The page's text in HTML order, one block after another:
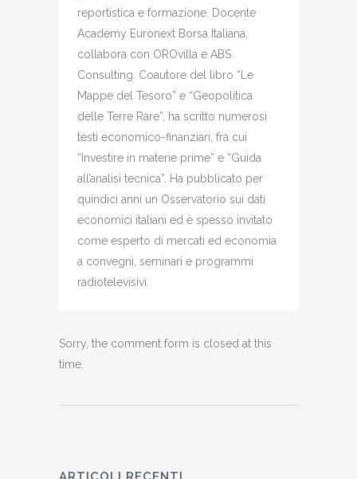
reportistica e formazione. Docente
Academy Euronext Borsa Italiana,
collabora con OROvilla e ABS
Consulting. Coautore del libro “Le
Mappe del Tesoro” e “Geopolitica
delle Terre Rare”, ha scritto numerosi
testi economico-finanziari, fra cui
“Investire in materie prime” e “Guida
all’analisi tecnica”. Ha pubblicato per
quindici anni un Osservatorio sui dati
economici italiani ed è spesso invitato
come esperto di mercati ed economia
a convegni, seminari e programmi
radiotelevisivi.
Sorry, the comment form is closed at this
time.